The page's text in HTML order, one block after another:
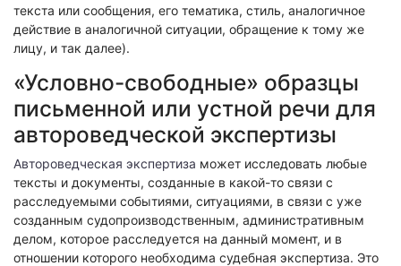
текста или сообщения, его тематика, стиль, аналогичное
действие в аналогичной ситуации, обращение к тому же
лицу, и так далее).
«Условно-свободные» образцы
письменной или устной речи для
автороведческой экспертизы
Автороведческая экспертиза может исследовать любые
тексты и документы, созданные в какой-то связи с
расследуемыми событиями, ситуациями, в связи с уже
созданным судопроизводственным, административным
делом, которое расследуется на данный момент, и в
отношении которого необходима судебная экспертиза. Это